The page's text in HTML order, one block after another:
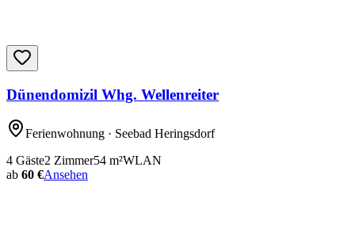
Dünendomizil Whg. Wellenreiter
Ferienwohnung · Seebad Heringsdorf
4 Gäste2 Zimmer54 m²WLAN
ab 60 €Ansehen